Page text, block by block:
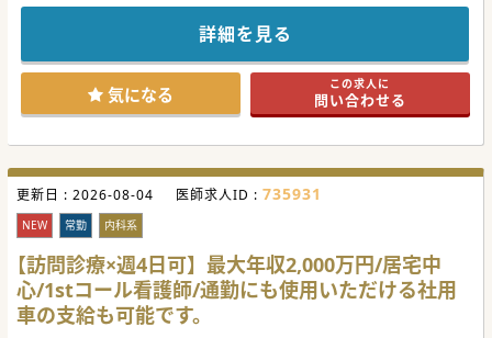
し、急性期医療から介護まで切れ目のない地域医療を提供し
■地域密着の2次救急告示病院として、救急搬送の4割以上を
内科系で受け入れるなど、北河内エリアの急性期医療を支え
ています。
■一般内科には常勤4名が在籍していますが、呼吸器内科の
常勤医師がおらず、診療体制を新規で構築・強化していただ
くための募集です。
【職場環境と雰囲気】
■残業が少なく夕方はほぼ定時で帰宅できるほか、当直明け
も診療状況に応じて昼過ぎの帰宅を許容するなどメリハリの
ある勤務が定着しています。（当直無しの相談可）
■医局からの強い縛りや派閥はなく、風通しの良いフラット
な医局環境です。看護師やコメディカルなど職種を超えたグ
ループ全体での交流機会もあります。
■大阪市や京都エリアからもスムーズにご通勤いただける環
境です。無料駐車場も完備されています。
【やりがい】
■各専門科やコメディカルとの連携がスムーズで、専門医へ
詳細を見る
気になる この求人に
問い合わせる
更新日 : 2026-08-04 医師求人ID : 735931
NEW 常勤 内科系
【訪問診療×週4日可】最大年収2,000万円/居宅中
心/1stコール看護師/通勤にも使用いただける社用
車の支給も可能です。